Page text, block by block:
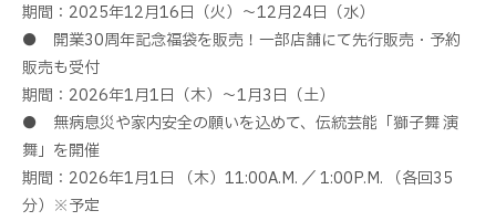
期間：2025年12月16日（火）～12月24日（水）
● 開業30周年記念福袋を販売！一部店舗にて先行販売・予約
販売も受付
期間：2026年1月1日（木）～1月3日（土）
● 無病息災や家内安全の願いを込めて、伝統芸能「獅子舞 演
舞」を開催
期間：2026年1月1日 （木）11:00A.M. ／ 1:00P.M. （各回35
分）※予定